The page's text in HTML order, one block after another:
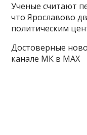
Ученые считают
что Ярославово
политическим
Достоверные
канале МК в MAX